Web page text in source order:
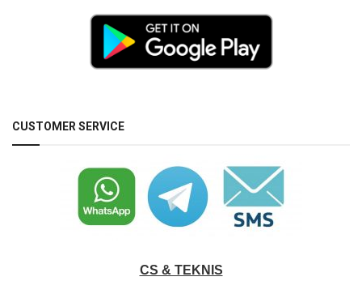
CUSTOMER SERVICE
CS & TEKNIS